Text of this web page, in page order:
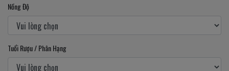
Nồng Độ
Tuổi Rượu / Phân Hạng